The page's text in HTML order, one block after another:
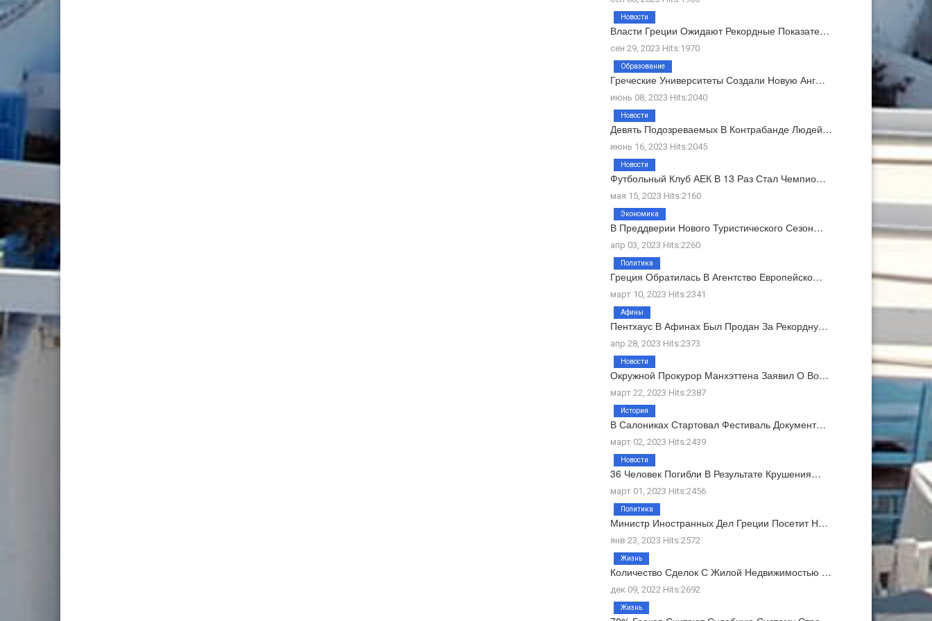
Власти Греции Ожидают Рекордные Показате…
сен 29, 2023 Hits:1970
Новости
Греческие Университеты Создали Новую Анг…
июнь 08, 2023 Hits:2040
Образование
Девять Подозреваемых В Контрабанде Людей…
июнь 16, 2023 Hits:2045
Новости
Футбольный Клуб АЕК В 13 Раз Стал Чемпио…
мая 15, 2023 Hits:2160
Новости
В Преддверии Нового Туристического Сезон…
апр 03, 2023 Hits:2260
Экономика
Греция Обратилась В Агентство Европейско…
март 10, 2023 Hits:2341
Политика
Пентхаус В Афинах Был Продан За Рекордну…
апр 28, 2023 Hits:2373
Афины
Окружной Прокурор Манхэттена Заявил О Во…
март 22, 2023 Hits:2387
Новости
В Салониках Стартовал Фестиваль Документ…
март 02, 2023 Hits:2439
История
36 Человек Погибли В Результате Крушения…
март 01, 2023 Hits:2456
Новости
Министр Иностранных Дел Греции Посетит Н…
янв 23, 2023 Hits:2572
Политика
Количество Сделок С Жилой Недвижимостью …
дек 09, 2022 Hits:2692
Жизнь
Жизнь